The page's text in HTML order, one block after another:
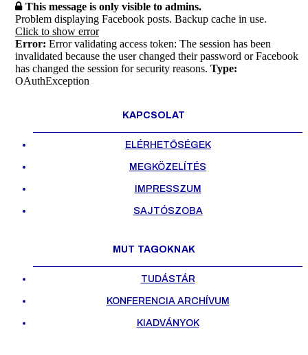
This message is only visible to admins.
Problem displaying Facebook posts. Backup cache in use.
Click to show error
Error: Error validating access token: The session has been
invalidated because the user changed their password or Facebook
has changed the session for security reasons. Type:
OAuthException
KAPCSOLAT
ELÉRHETŐSÉGEK
MEGKÖZELÍTÉS
IMPRESSZUM
SAJTÓSZOBA
MUT TAGOKNAK
TUDÁSTÁR
KONFERENCIA ARCHÍVUM
KIADVÁNYOK